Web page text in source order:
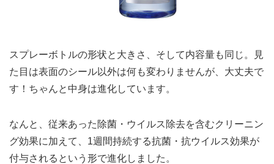
スプレーボトルの形状と大きさ、そして内容量も同じ。見
た目は表面のシール以外は何も変わりませんが、大丈夫で
す！ちゃんと中身は進化しています。
なんと、従来あった除菌・ウイルス除去を含むクリーニン
グ効果に加えて、1週間持続する抗菌・抗ウイルス効果が
付与されるという形で進化しました。